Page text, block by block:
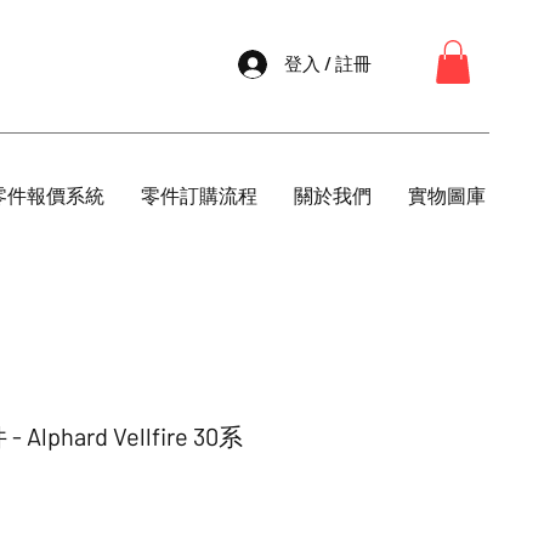
登入 / 註冊
件報價系統 零件訂購流程 關於我們 實物圖庫
- Alphard Vellfire 30系